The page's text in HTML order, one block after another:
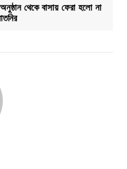
অনুষ্ঠান থেকে বাসায় ফেরা হলো না